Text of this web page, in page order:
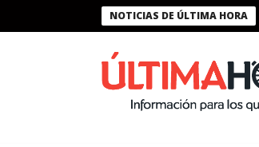
NOTICIAS DE ÚLTIMA HORA
Presidente Bukele condecora a miembros